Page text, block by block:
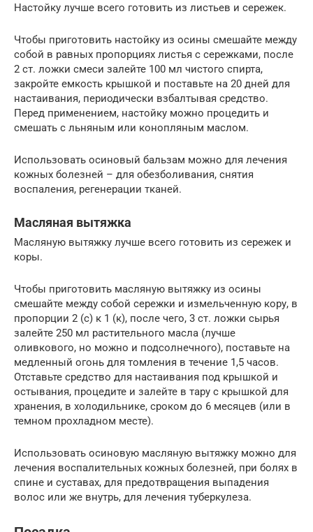
Настойку лучше всего готовить из листьев и сережек.
Чтобы приготовить настойку из осины смешайте между
собой в равных пропорциях листья с сережками, после
2 ст. ложки смеси залейте 100 мл чистого спирта,
закройте емкость крышкой и поставьте на 20 дней для
настаивания, периодически взбалтывая средство.
Перед применением, настойку можно процедить и
смешать с льняным или конопляным маслом.
Использовать осиновый бальзам можно для лечения
кожных болезней – для обезболивания, снятия
воспаления, регенерации тканей.
Масляная вытяжка
Масляную вытяжку лучше всего готовить из сережек и
коры.
Чтобы приготовить масляную вытяжку из осины
смешайте между собой сережки и измельченную кору, в
пропорции 2 (с) к 1 (к), после чего, 3 ст. ложки сырья
залейте 250 мл растительного масла (лучше
оливкового, но можно и подсолнечного), поставьте на
медленный огонь для томления в течение 1,5 часов.
Отставьте средство для настаивания под крышкой и
остывания, процедите и залейте в тару с крышкой для
хранения, в холодильнике, сроком до 6 месяцев (или в
темном прохладном месте).
Использовать осиновую масляную вытяжку можно для
лечения воспалительных кожных болезней, при болях в
спине и суставах, для предотвращения выпадения
волос или же внутрь, для лечения туберкулеза.